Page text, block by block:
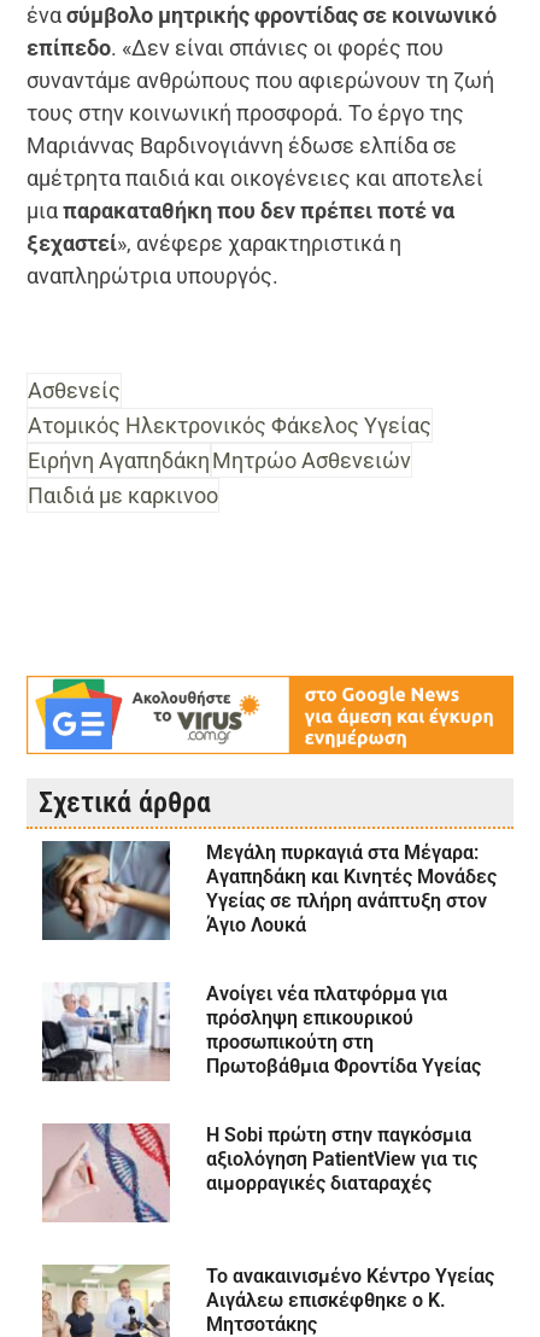
ένασύμβολο μητρικής φροντίδας σε κοινωνικό
επίπεδο. «Δεν είναι σπάνιες οι φορές που
συναντάμε ανθρώπους που αφιερώνουν τη ζωή
τους στην κοινωνική προσφορά. Το έργο της
Μαριάννας Βαρδινογιάννη έδωσε ελπίδα σε
αμέτρητα παιδιά και οικογένειες και αποτελεί
μιαπαρακαταθήκη που δεν πρέπει ποτέ να
ξεχαστεί», ανέφερε χαρακτηριστικά η
αναπληρώτρια υπουργός.
Ασθενείς
Ατομικός Ηλεκτρονικός Φάκελος Υγείας
Ειρήνη ΑγαπηδάκηΜητρώο Ασθενειών
Παιδιά με καρκινοο
Σχετικά άρθρα
Μεγάλη πυρκαγιά στα Μέγαρα:
Αγαπηδάκη και Κινητές Μονάδες
Υγείας σε πλήρη ανάπτυξη στον
Άγιο Λουκά
Ανοίγει νέα πλατφόρμα για
πρόσληψη επικουρικού
προσωπικούτη στη
Πρωτοβάθμια Φροντίδα Υγείας
Η Sobi πρώτη στην παγκόσμια
αξιολόγηση PatientView για τις
αιμορραγικές διαταραχές
Το ανακαινισμένο Κέντρο Υγείας
Αιγάλεω επισκέφθηκε ο Κ.
Μητσοτάκης